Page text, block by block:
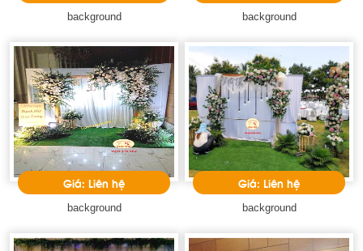
background background
Giá: Liên hệ
background
Giá: Liên hệ
background